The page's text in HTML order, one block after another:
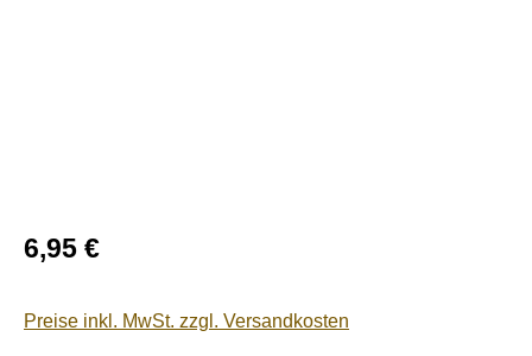
Regulärer Preis:
6,95 €
Preise inkl. MwSt. zzgl. Versandkosten